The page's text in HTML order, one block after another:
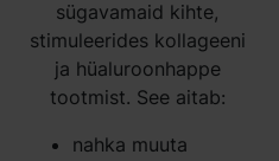
sügavamaid kihte,
stimuleerides kollageeni
ja hüaluroonhappe
tootmist. See aitab:
nahka muuta